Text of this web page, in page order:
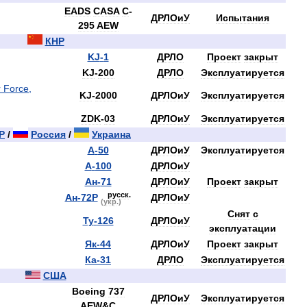
EADS CASA C-
295 AEW
ДРЛОиУ Испытания
КНР
KJ-1 ДРЛО Проект закрыт
KJ-200 ДРЛО Эксплуатируется
KJ-2000 ДРЛОиУ Эксплуатируется
ZDK-03 ДРЛОиУ
Эксплуатируется
/ Россия /
Украина
А-50 ДРЛОиУ
Эксплуатируется
А-100
ДРЛОиУ
Ан-71 ДРЛОиУ Проект закрыт
Ан-72Р (укр.)
русск. ДРЛОиУ
Ту-126 ДРЛОиУ
Снят с
эксплуатации
Як-44 ДРЛОиУ Проект закрыт
Ка-31 ДРЛО
Эксплуатируется
США
Boeing 737
ДРЛОиУ Эксплуатируется